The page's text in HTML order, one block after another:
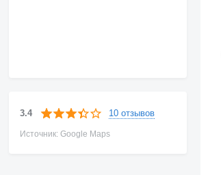
3.4 10 отзывов
Источник: Google Maps